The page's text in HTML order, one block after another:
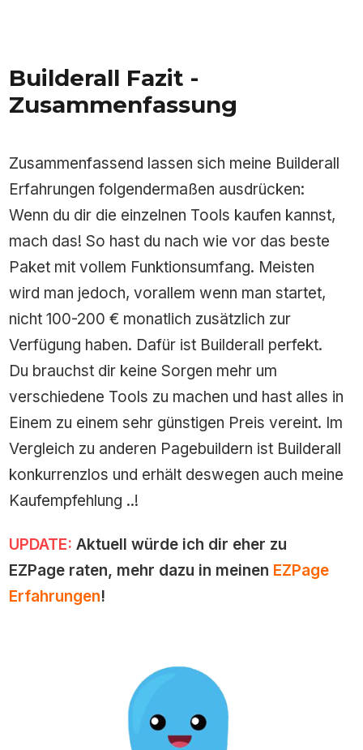
Builderall Fazit -
Zusammenfassung
Zusammenfassend lassen sich meine Builderall
Erfahrungen folgendermaßen ausdrücken:
Wenn du dir die einzelnen Tools kaufen kannst,
mach das! So hast du nach wie vor das beste
Paket mit vollem Funktionsumfang. Meisten
wird man jedoch, vorallem wenn man startet,
nicht 100-200 € monatlich zusätzlich zur
Verfügung haben. Dafür ist Builderall perfekt.
Du brauchst dir keine Sorgen mehr um
verschiedene Tools zu machen und hast alles in
Einem zu einem sehr günstigen Preis vereint. Im
Vergleich zu anderen Pagebuildern ist Builderall
konkurrenzlos und erhält deswegen auch meine
Kaufempfehlung ..!
UPDATE: Aktuell würde ich dir eher zu
EZPage raten, mehr dazu in meinen EZPage
Erfahrungen!